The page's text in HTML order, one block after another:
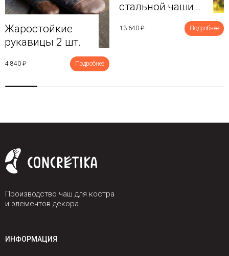
Жаростойкие
рукавицы 2 шт.
4 840 ₽ Подробнее
стальной чаши
13 640 ₽ Подробнее
Производство чаш для костра
и элементов декора
ИНФОРМАЦИЯ